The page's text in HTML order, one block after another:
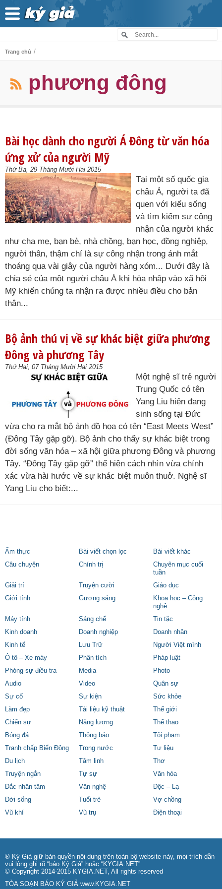
Trang chủ /
phương đông
Bài học dành cho người Á Đông từ văn hóa
ứng xử của người Mỹ
Thứ Ba, 29 Tháng Mười Hai 2015
Tại một số quốc gia
châu Á, người ta đã
quen với kiểu sống
và tìm kiếm sự công
nhận của người khác
như cha mẹ, bạn bè, nhà chồng, bạn học, đồng nghiệp,
người thân, thậm chí là sự công nhận trong ánh mắt
thoáng qua vài giây của người hàng xóm... Dưới đây là
chia sẻ của một người châu Á khi hòa nhập vào xã hội
Mỹ khiến chúng ta nhận ra được nhiều điều cho bản
thân...
Bộ ảnh thú vị về sự khác biệt giữa phương
Đông và phương Tây
Thứ Hai, 07 Tháng Mười Hai 2015
Một nghệ sĩ trẻ người
Trung Quốc có tên
Yang Liu hiện đang
sinh sống tại Đức
vừa cho ra mắt bộ ảnh đồ họa có tên “East Meets West”
(Đông Tây gặp gỡ). Bộ ảnh cho thấy sự khác biệt trong
đời sống văn hóa – xã hội giữa phương Đông và phương
Tây. “Đông Tây gặp gỡ” thể hiện cách nhìn vừa chính
xác vừa hài hước về sự khác biệt muôn thuở. Nghệ sĩ
Yang Liu cho biết:...
Ẩm thực Bài viết chọn lọc
Bài viết khác
Câu chuyện
Chính trị
Chuyên mục cuối
tuần
Giải trí
Truyện cười
Giáo dục
Giới tính
Gương sáng
Khoa học – Công
nghệ
Máy tính
Sáng chế
Tin tặc
Kinh doanh
Doanh nghiệp
Doanh nhân
Kinh tế
Lưu Trữ
Người Việt mình
Ô tô – Xe máy
Phân tích
Pháp luật
Phóng sự điều tra
Media
Photo
Audio
Video
Quân sự
Sự cố
Sự kiện
Sức khỏe
Làm đẹp
Tài liệu kỹ thuật
Thế giới
Chiến sự
Năng lượng
Thể thao
Bóng đá
Thông báo
Tội phạm
Tranh chấp Biển Đông
Trong nước
Tư liệu
Du lịch
Tâm linh
Thơ
Truyện ngắn
Tự sự
Văn hóa
Đắc nhân tâm
Văn nghệ
Độc – Lạ
Đời sống
Tuổi trẻ
Vợ chồng
Vũ khí
Vũ trụ Điện thoại
® Ký Giả giữ bản quyền nội dung trên toàn bộ website này, mọi trích dẫn
vui lòng ghi rõ “báo Ký Giả” hoặc “KYGIA.NET”
© Copyright 2014-2015 KYGIA.NET, All rights reserved
TÒA SOẠN BÁO KÝ GIẢ www.KYGIA.NET